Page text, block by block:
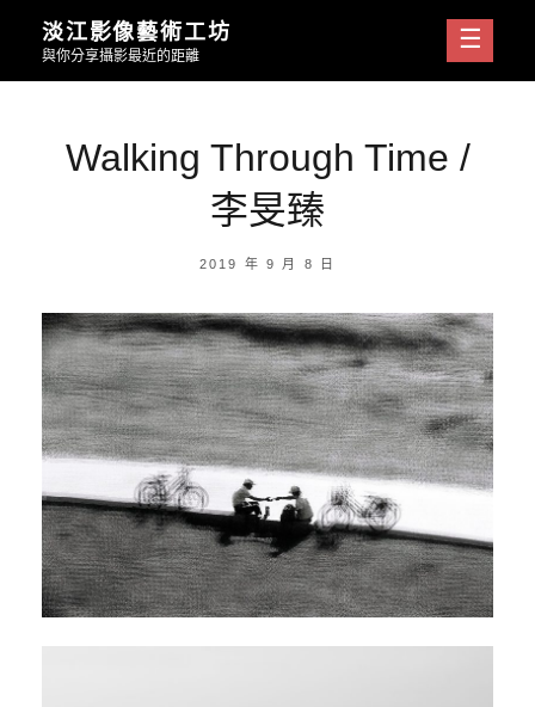
淡江影像藝術工坊
與你分享攝影最近的距離
Walking Through Time /
李旻臻
POSTED
2019 年 9 月 8 日
江
影
像
藝
術
工
坊